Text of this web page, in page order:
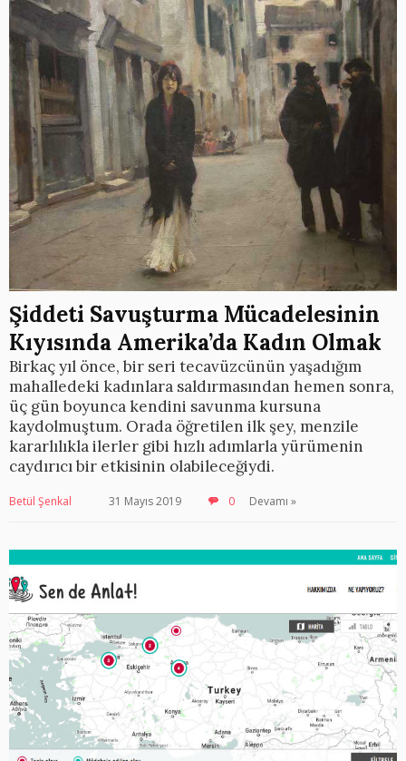
Şiddeti Savuşturma Mücadelesinin
Kıyısında Amerika’da Kadın Olmak
Birkaç yıl önce, bir seri tecavüzcünün yaşadığım
mahalledeki kadınlara saldırmasından hemen sonra,
üç gün boyunca kendini savunma kursuna
kaydolmuştum. Orada öğretilen ilk şey, menzile
kararlılıkla ilerler gibi hızlı adımlarla yürümenin
caydırıcı bir etkisinin olabileceğiydi.
Betül Şenkal 31 Mayıs 2019 0 Devamı »